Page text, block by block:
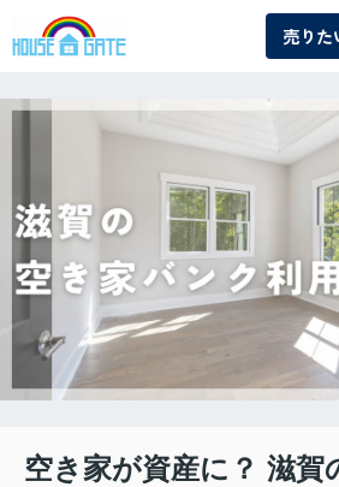
売りた
空き家が資産に？ 滋賀